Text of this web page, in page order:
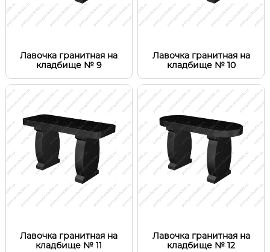
Лавочка гранитная на
кладбище № 9
Лавочка гранитная на
кладбище № 10
Лавочка гранитная на
кладбище № 11
Лавочка гранитная на
кладбище № 12